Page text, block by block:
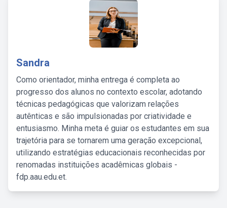
Sandra
Como orientador, minha entrega é completa ao
progresso dos alunos no contexto escolar, adotando
técnicas pedagógicas que valorizam relações
autênticas e são impulsionadas por criatividade e
entusiasmo. Minha meta é guiar os estudantes em sua
trajetória para se tornarem uma geração excepcional,
utilizando estratégias educacionais reconhecidas por
renomadas instituições acadêmicas globais -
fdp.aau.edu.et.